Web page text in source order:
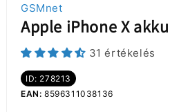
GSMnet
Apple iPhone X
31 értékelés
ID: 278213
EAN: 8596311038136